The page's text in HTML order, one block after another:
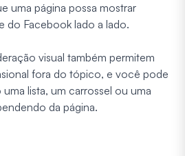
uma página possa mostrar
do Facebook lado a lado.
visual também permitem
fora do tópico, e você pode
lista, um carrossel ou uma
da página.